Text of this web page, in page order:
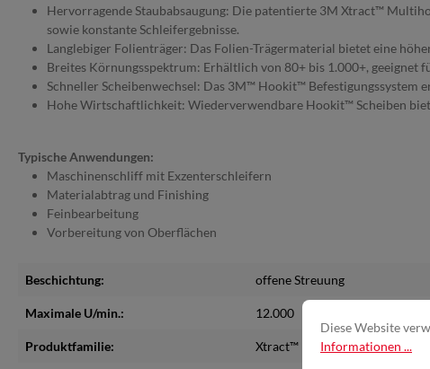
Hervorragende Staubabsaugung: Die patentierte 3M Xtract™
sowie konstante Schleifergebnisse.
Langlebiger Folienträger: Das Folien-Trägermaterial bietet eine
Breites Körnungsspektrum: Erhältlich von 80+ bis 1.000+,
Schneller Scheibenwechsel: Das 3M™ Hookit™ Befestigungssystem
Hohe Wirtschaftlichkeit: Wiederverwendbare Hookit™ Scheiben
Typische Anwendungen:
Maschinenschliff mit Exzenterschleifern
Materialabtrag und Finishing
Feinbearbeitung
Vorbereitung von Oberflächen
Beschichtung: offene Streuung
Maximale U/min.: 12.000
Produktfamilie: Xtract™
Diese Website
Informationen ...